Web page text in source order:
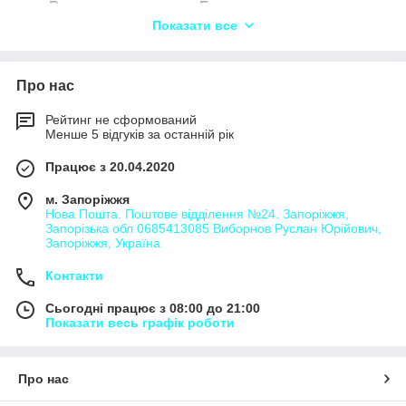
Ватажоперевезення Барахти,
Ватажоперевезення Безіменне,
Ватажоперевезення Бендюгівка,
Вантажоперевезення Біївці,
Вантажоперевезення Богуслав,
Ватажоперевезення Бурти,
Вантажоперевезення Васильків,
Вантажоперевезення Велика Бугаївка,
Великі Дмитровичі,
Показати все
Про нас
Рейтинг не сформований
Менше 5 відгуків за останній рік
Працює з 20.04.2020
м. Запоріжжя
Нова Пошта. Поштове відділення №24. Запоріжжя,
Запорізька обл 0685413085 Виборнов Руслан Юрійович,
Запоріжжя, Україна
Контакти
Сьогодні працює з 08:00 до 21:00
Показати весь графік роботи
Про нас